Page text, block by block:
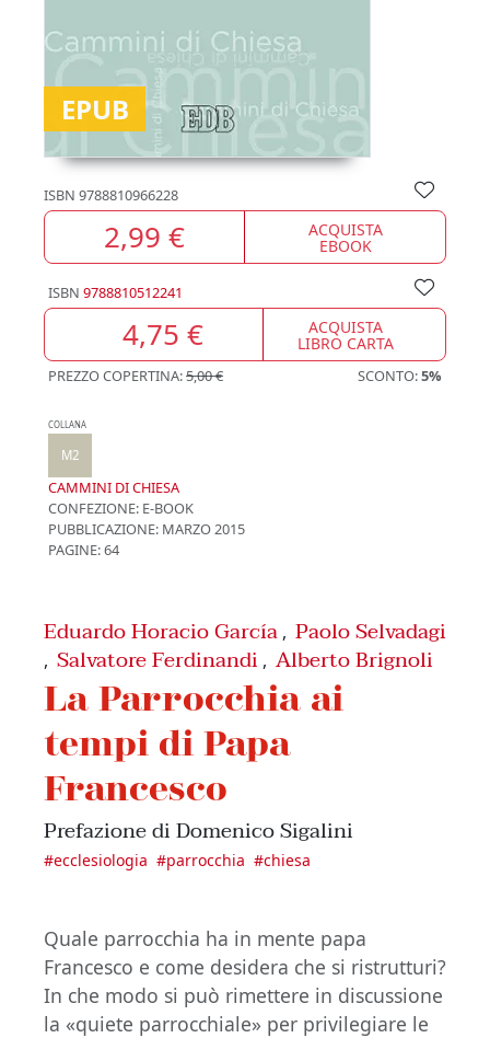
EPUB
ISBN 9788810966228
2,99 € ACQUISTA
EBOOK
ISBN 9788810512241
4,75 € ACQUISTA
LIBRO CARTA
PREZZO COPERTINA:5,00 € SCONTO:5%
COLLANA
M2
CAMMINI DI CHIESA
CONFEZIONE: E-BOOK
PUBBLICAZIONE: MARZO 2015
PAGINE: 64
Eduardo Horacio García , Paolo Selvadagi
, Salvatore Ferdinandi , Alberto Brignoli
La Parrocchia ai
tempi di Papa
Francesco
Prefazione di Domenico Sigalini
#ecclesiologia #parrocchia #chiesa
Quale parrocchia ha in mente papa
Francesco e come desidera che si ristrutturi?
In che modo si può rimettere in discussione
la «quiete parrocchiale» per privilegiare le